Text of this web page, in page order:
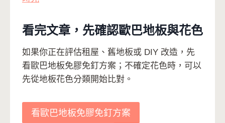
看完文章，先確認歐巴地板與花色
如果你正在評估租屋、舊地板或 DIY 改造，先
看歐巴地板免膠免釘方案；不確定花色時，可以
先從地板花色分類開始比對。
看歐巴地板免膠免釘方案